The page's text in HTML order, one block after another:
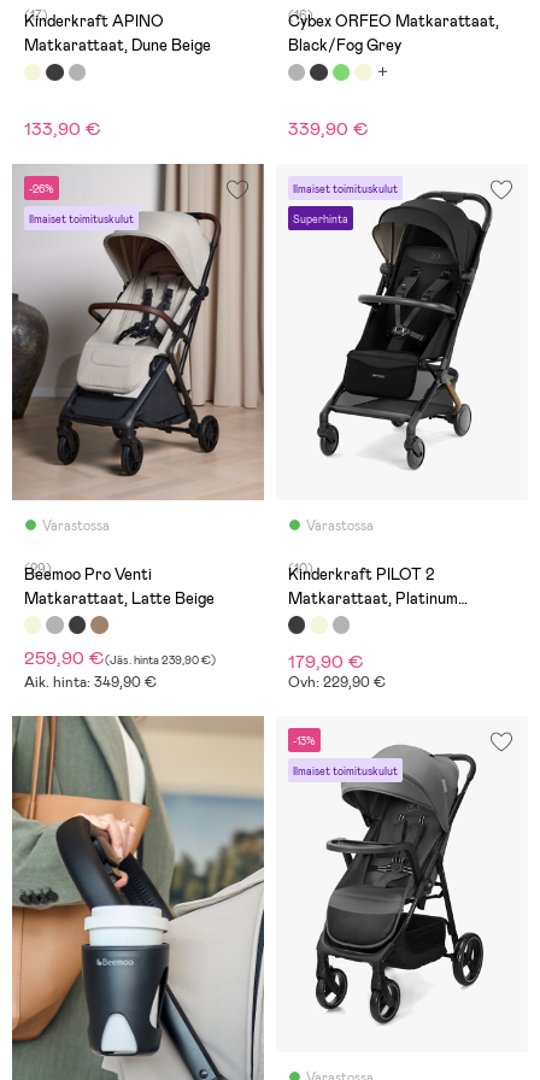
(17)
Kinderkraft APINO
Matkarattaat, Dune Beige
133,90 €
(16)
Cybex ORFEO Matkarattaat,
Black/Fog Grey
339,90 €
-26%
Ilmaiset toimituskulut
Varastossa
(29)
Beemoo Pro Venti
Matkarattaat, Latte Beige
259,90 €(Jäs. hinta239,90 €)
Aik. hinta: 349,90 €
Ilmaiset toimituskulut
Superhinta
Varastossa
(10)
Kinderkraft PILOT 2
Matkarattaat, Platinum
Midnight Black
179,90 €
Ovh: 229,90 €
-13%
Ilmaiset toimituskulut